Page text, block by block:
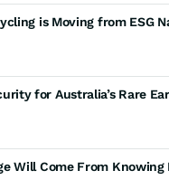
is Moving from ESG
for Australia’s Rare
Will Come From Knowing